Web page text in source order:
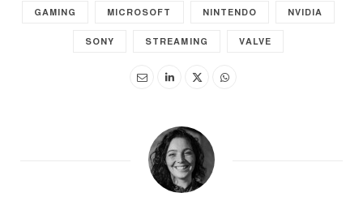
GAMING MICROSOFT NINTENDO NVIDIA
SONY STREAMING VALVE